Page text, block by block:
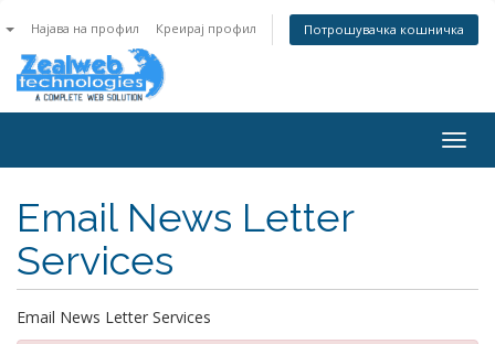
Најава на профил Креирај профил Потрошувачка кошничка
Email News Letter
Services
Email News Letter Services